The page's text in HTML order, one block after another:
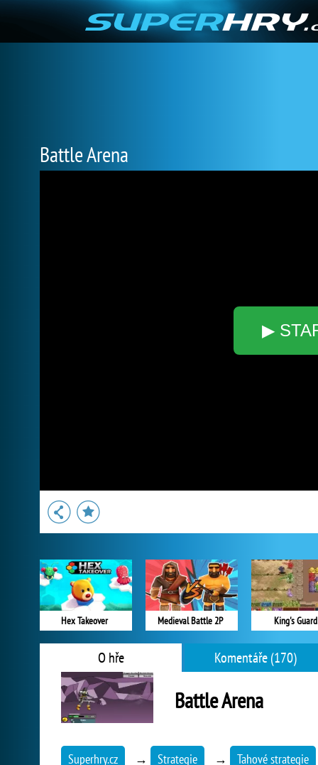
Battle Arena
▶
Hex Takeover Medieval Battle 2P King's Guard
O hře Komentáře (170)
Battle Arena
Superhry.cz → Strategie → Tahové strategie